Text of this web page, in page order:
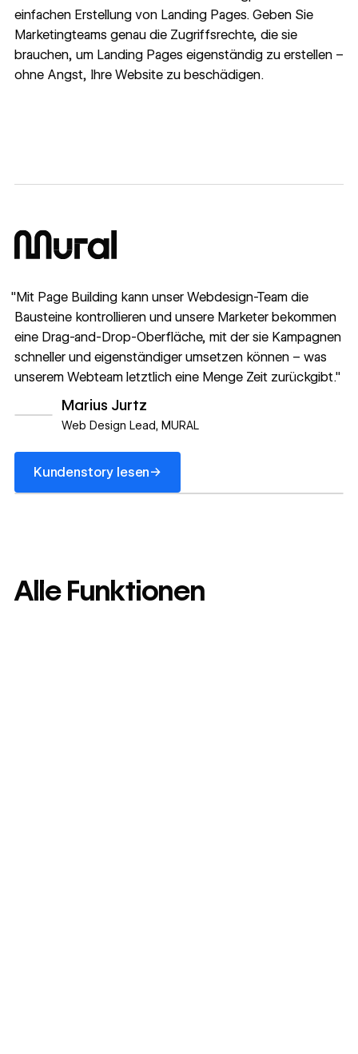
einfachen Erstellung von Landing Pages. Geben Sie
Marketingteams genau die Zugriffsrechte, die sie
brauchen, um Landing Pages eigenständig zu erstellen –
ohne Angst, Ihre Website zu beschädigen.
"Mit Page Building kann unser Webdesign-Team die
Bausteine kontrollieren und unsere Marketer bekommen
eine Drag-and-Drop-Oberfläche, mit der sie Kampagnen
schneller und eigenständiger umsetzen können – was
unserem Webteam letztlich eine Menge Zeit zurückgibt."
Marius Jurtz
Web Design Lead, MURAL
Kundenstory lesen→
Kundenstory lesen
Alle Funktionen